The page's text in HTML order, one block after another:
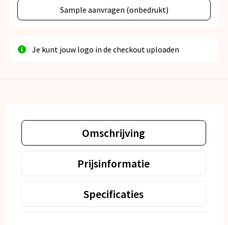
Sample aanvragen (onbedrukt)
Je kunt jouw logo in de checkout uploaden
Omschrijving
Prijsinformatie
Specificaties